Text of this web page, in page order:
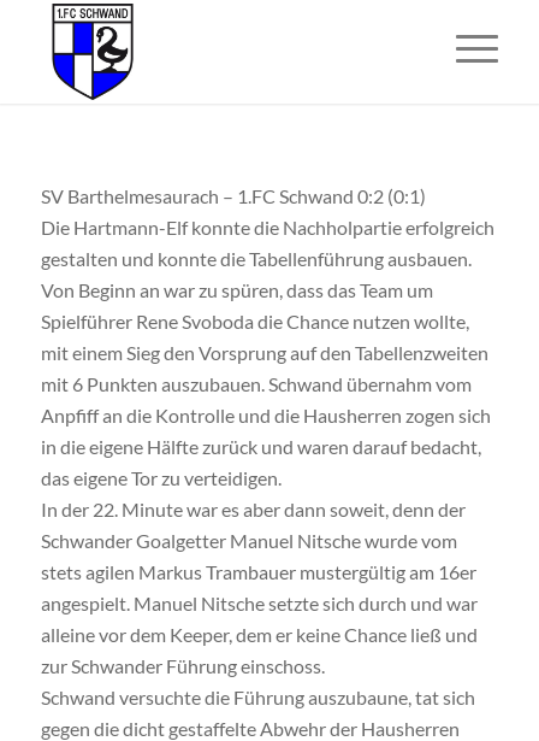
SV Barthelmesaurach – 1.FC Schwand 0:2 (0:1)
Die Hartmann-Elf konnte die Nachholpartie erfolgreich
gestalten und konnte die Tabellenführung ausbauen.
Von Beginn an war zu spüren, dass das Team um
Spielführer Rene Svoboda die Chance nutzen wollte,
mit einem Sieg den Vorsprung auf den Tabellenzweiten
mit 6 Punkten auszubauen. Schwand übernahm vom
Anpfiff an die Kontrolle und die Hausherren zogen sich
in die eigene Hälfte zurück und waren darauf bedacht,
das eigene Tor zu verteidigen.
In der 22. Minute war es aber dann soweit, denn der
Schwander Goalgetter Manuel Nitsche wurde vom
stets agilen Markus Trambauer mustergültig am 16er
angespielt. Manuel Nitsche setzte sich durch und war
alleine vor dem Keeper, dem er keine Chance ließ und
zur Schwander Führung einschoss.
Schwand versuchte die Führung auszubaune, tat sich
gegen die dicht gestaffelte Abwehr der Hausherren